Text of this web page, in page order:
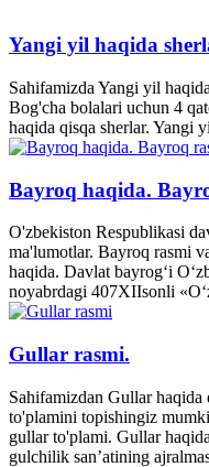
Yangi yil haqida
Sahifamizda Yangi yil
Bog'cha bolalari uchun 4
haqida qisqa sherlar. Yangi
Bayroq haqida.
O'zbekiston Respublikasi
ma'lumotlar. Bayroq rasmi
haqida. Davlat bayrog‘i
noyabrdagi 407­XII­sonli
Gullar rasmi.
Sahifamizdan Gullar
to'plamini topishingiz
gullar to'plami. Gullar
gulchilik san’atining